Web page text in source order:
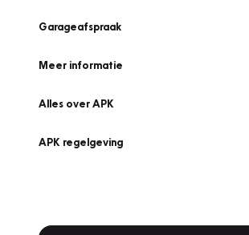
Garageafspraak
Meer informatie
Alles over APK
APK regelgeving